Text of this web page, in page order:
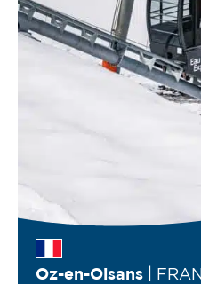
Oz-en-Oisans |